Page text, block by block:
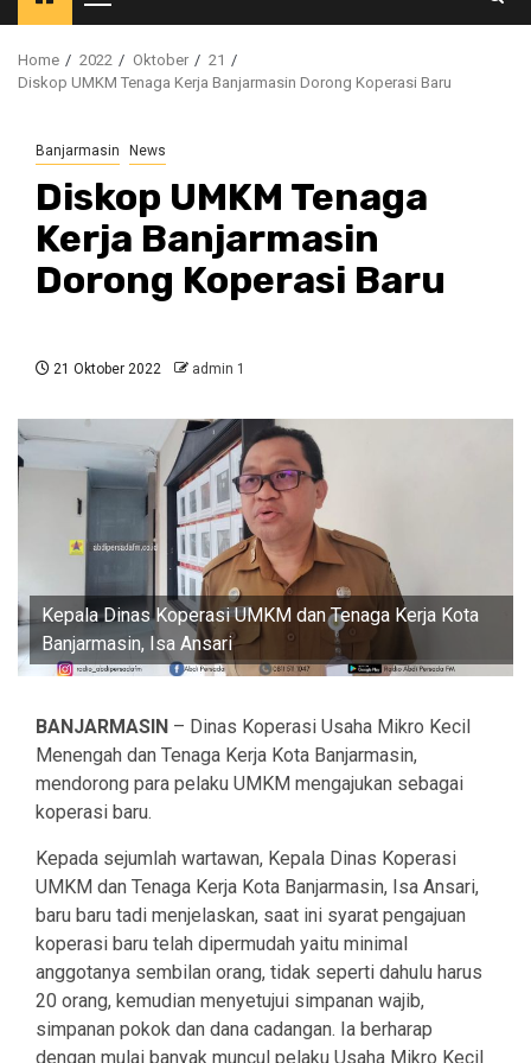
Menu
Home 2022 Oktober
21
Diskop UMKM Tenaga Kerja Banjarmasin Dorong Koperasi Baru
Banjarmasin News
Diskop UMKM Tenaga
Kerja Banjarmasin
Dorong Koperasi Baru
21 Oktober 2022 admin 1
Kepala Dinas Koperasi UMKM dan Tenaga Kerja Kota
Banjarmasin, Isa Ansari
BANJARMASIN – Dinas Koperasi Usaha Mikro Kecil
Menengah dan Tenaga Kerja Kota Banjarmasin,
mendorong para pelaku UMKM mengajukan sebagai
koperasi baru.
Kepada sejumlah wartawan, Kepala Dinas Koperasi
UMKM dan Tenaga Kerja Kota Banjarmasin, Isa Ansari,
baru baru tadi menjelaskan, saat ini syarat pengajuan
koperasi baru telah dipermudah yaitu minimal
anggotanya sembilan orang, tidak seperti dahulu harus
20 orang, kemudian menyetujui simpanan wajib,
simpanan pokok dan dana cadangan. Ia berharap
dengan mulai banyak muncul pelaku Usaha Mikro Kecil